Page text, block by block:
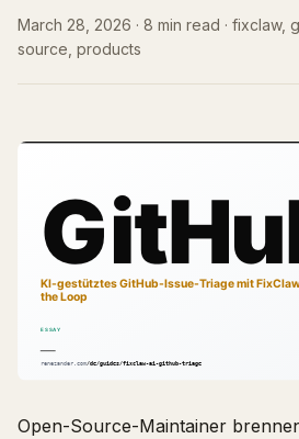
March 28, 2026 · 8 min read · fixclaw,
source, products
Open-Source-Maintainer